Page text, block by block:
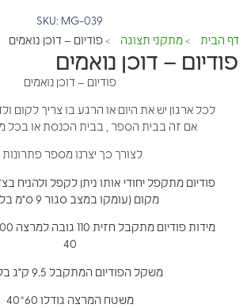
SKU: MG-039
דף הבית
> מתקני תצוגה > פודיום – דוכן נואמים
פודיום – דוכן נואמים
פודיום – דוכן נואמים
לכל ארגון יש את היום או הרגע בו צריך לקום
אם זה בבית הספר , בבית הכנסת או בכל
לצורך כך יצרנו מספר פתרונות
פודיום מתקפל יחודי אותו ניתן לקפל ולהניח
מקום (עומקו במצב סגור 9 ס"מ בלבד )
40
משקל הפודיום המתקבל 9.5 ק"ג בלבד !!
משטח המרצה גודלו 60*40